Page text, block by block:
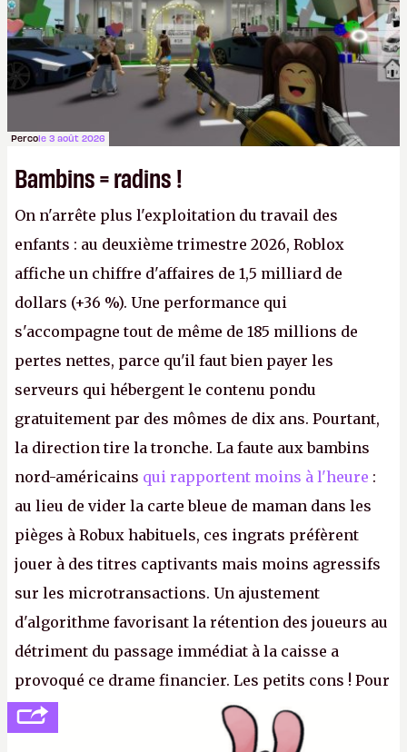
Percole 3 août 2026
Bambins = radins !
On n'arrête plus l'exploitation du travail des
enfants : au deuxième trimestre 2026, Roblox
affiche un chiffre d'affaires de 1,5 milliard de
dollars (+36 %). Une performance qui
s'accompagne tout de même de 185 millions de
pertes nettes, parce qu'il faut bien payer les
serveurs qui hébergent le contenu pondu
gratuitement par des mômes de dix ans. Pourtant,
la direction tire la tronche. La faute aux bambins
nord-américains qui rapportent moins à l'heure :
au lieu de vider la carte bleue de maman dans les
pièges à Robux habituels, ces ingrats préfèrent
jouer à des titres captivants mais moins agressifs
sur les microtransactions. Un ajustement
d'algorithme favorisant la rétention des joueurs au
détriment du passage immédiat à la caisse a
provoqué ce drame financier. Les petits cons ! Pour
se consoler, le PDG David Baszucki peut compter
sur le déblocage du jeu en Russie et l'explosion des